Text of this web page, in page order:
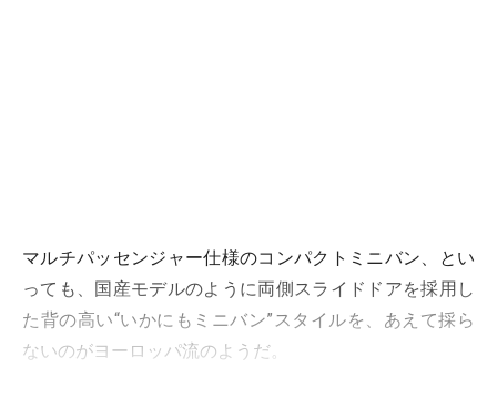
マルチパッセンジャー仕様のコンパクトミニバン、とい
っても、国産モデルのように両側スライドドアを採用し
た背の高い“いかにもミニバン”スタイルを、あえて採ら
ないのがヨーロッパ流のようだ。